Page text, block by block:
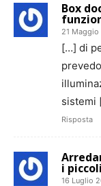
Box
21
[…] di
sistemi
Risposta
i
16 Luglio